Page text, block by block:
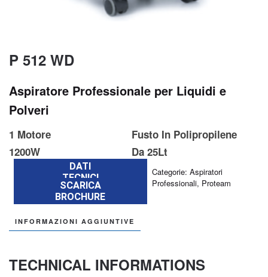
P 512 WD
Aspiratore Professionale per Liquidi e
Polveri
1 Motore
1200W
Fusto In Polipropilene
Da 25Lt
DATI
TECNICI
SCARICA
BROCHURE
Categorie: Aspiratori
Professionali, Proteam
INFORMAZIONI AGGIUNTIVE
TECHNICAL INFORMATIONS